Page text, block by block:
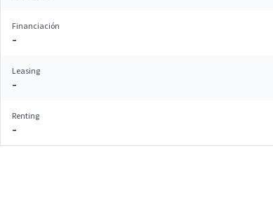
Financiación
–
Leasing
–
Renting
–